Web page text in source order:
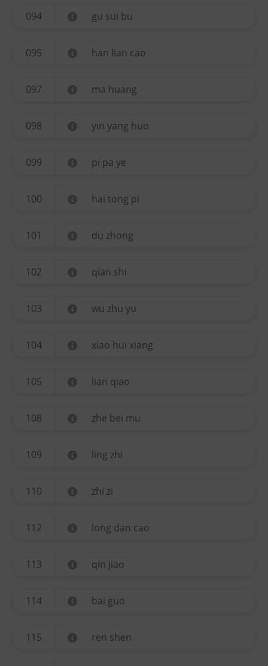
094 gu sui bu
095 han lian cao
097 ma huang
098 yin yang huo
099 pi pa ye
100 hai tong pi
101 du zhong
102 qian shi
103 wu zhu yu
104 xiao hui xiang
105 lian qiao
108 zhe bei mu
109 ling zhi
110 zhi zi
112 long dan cao
113 qin jiao
114 bai guo
115 ren shen